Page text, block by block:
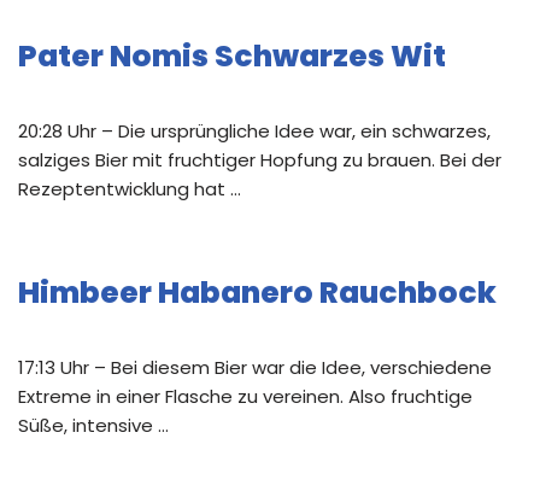
Pater Nomis Schwarzes Wit
20:28 Uhr – Die ursprüngliche Idee war, ein schwarzes,
salziges Bier mit fruchtiger Hopfung zu brauen. Bei der
Rezeptentwicklung hat …
Himbeer Habanero Rauchbock
17:13 Uhr – Bei diesem Bier war die Idee, verschiedene
Extreme in einer Flasche zu vereinen. Also fruchtige
Süße, intensive …